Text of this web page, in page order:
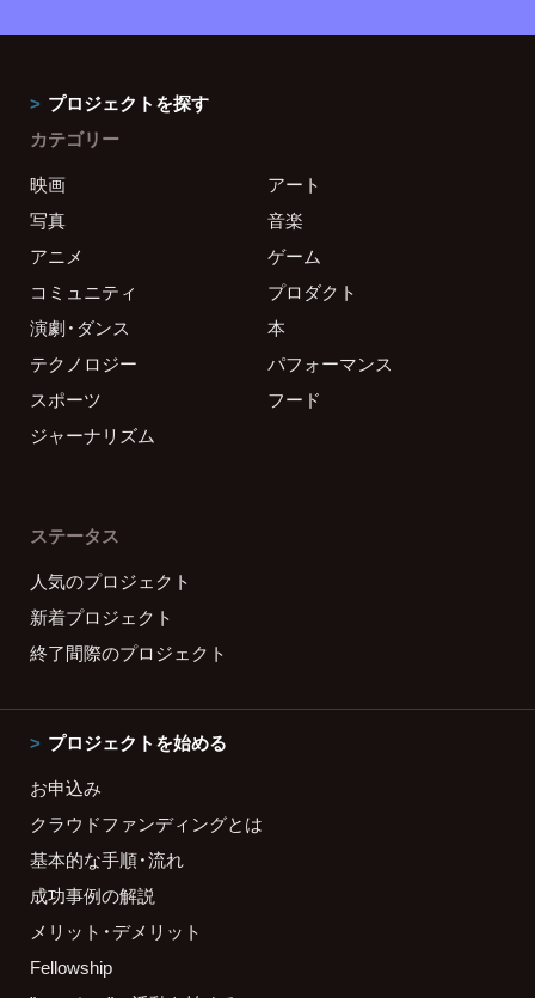
プロジェクトを探す
カテゴリー
映画
アート
写真
音楽
アニメ
ゲーム
コミュニティ
プロダクト
演劇・ダンス
本
テクノロジー
パフォーマンス
スポーツ
フード
ジャーナリズム
ステータス
人気のプロジェクト
新着プロジェクト
終了間際のプロジェクト
プロジェクトを始める
お申込み
クラウドファンディングとは
基本的な手順・流れ
成功事例の解説
メリット・デメリット
Fellowship